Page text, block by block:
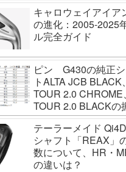
キャロウェイアイア
の進化：2005-2025
ル完全ガイド
ピン G430の純正
トALTA JCB BLACK、
TOUR 2.0 CHROME、
TOUR 2.0 BLACKの
を測ってみました
テーラーメイド
シャフト「REAX」
数について、HR・
の違いは？